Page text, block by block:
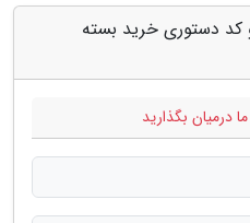
کد دستوری خرید بسته
درمیان بگذارید